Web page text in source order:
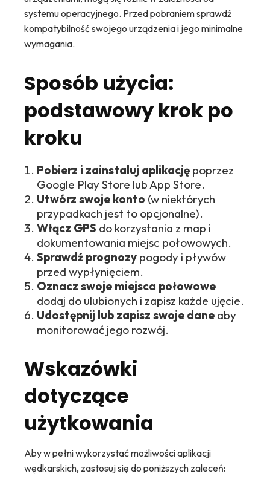
systemu operacyjnego. Przed pobraniem sprawdź
kompatybilność swojego urządzenia i jego minimalne
wymagania.
Sposób użycia:
podstawowy krok po
kroku
Pobierz i zainstaluj aplikację poprzez
Google Play Store lub App Store.
Utwórz swoje konto (w niektórych
przypadkach jest to opcjonalne).
Włącz GPS do korzystania z map i
dokumentowania miejsc połowowych.
Sprawdź prognozy pogody i pływów
przed wypłynięciem.
Oznacz swoje miejsca połowowe
dodaj do ulubionych i zapisz każde ujęcie.
Udostępnij lub zapisz swoje dane aby
monitorować jego rozwój.
Wskazówki
dotyczące
użytkowania
Aby w pełni wykorzystać możliwości aplikacji
wędkarskich, zastosuj się do poniższych zaleceń: